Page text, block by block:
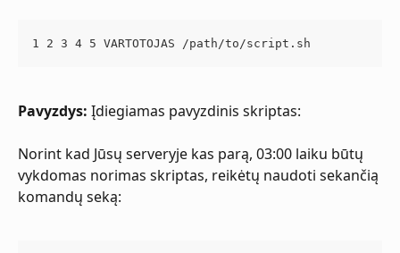
1 2 3 4 5 VARTOTOJAS /path/to/script.sh
Pavyzdys: Įdiegiamas pavyzdinis skriptas:
Norint kad Jūsų serveryje kas parą, 03:00 laiku būtų
vykdomas norimas skriptas, reikėtų naudoti sekančią
komandų seką: